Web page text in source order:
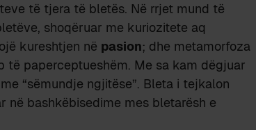
të tjera të bletës. Në rrjet mund të
shoqëruar me kuriozitete aq
kureshtjen në pasion; dhe metamorfoza
të paperceptueshëm. Me sa kam dëgjuar
“sëmundje ngjitëse”. Bleta i tejkalon
në bashkëbisedime mes bletarësh e